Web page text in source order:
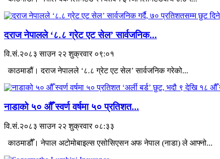
दराज नेपालले ‘८.८ ग्रेट एट सेल’ सार्वजनिक...
वि.सं.२०८३ साउन २२ शुक्रवार ०९:०१
काठमाडौं। दराज नेपालले ‘८.८ ग्रेट एट सेल’ सार्वजनिक गरेको...
नाडाको ५० औँ स्वर्ण वर्षमा ५० प्रतिशत...
वि.सं.२०८३ साउन २२ शुक्रवार ०८:३३
काठमाडौँ। नेपाल अटोमोबाइल्स एसोसिएसन अफ नेपाल (नाडा) ले आफ्नो...